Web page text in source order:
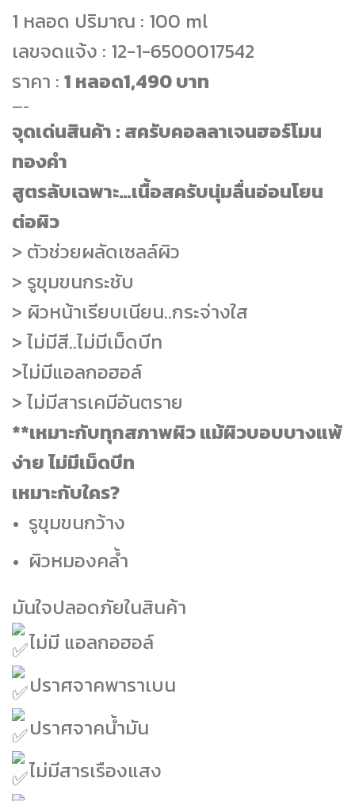
1 หลอด ปริมาณ : 100 ml
เลขจดแจ้ง : 12-1-6500017542
ราคา : 1 หลอด1,490 บาท
—-
จุดเด่นสินค้า : สครับคอลลาเจนฮอร์โมน
ทองคำ
สูตรลับเฉพาะ…เนื้อสครับนุ่มลื่นอ่อนโยน
ต่อผิว
> ตัวช่วยผลัดเซลล์ผิว
> รูขุมขนกระชับ
> ผิวหน้าเรียบเนียน..กระจ่างใส
> ไม่มีสี..ไม่มีเม็ดบีท
>ไม่มีแอลกอฮอล์
> ไม่มีสารเคมีอันตราย
**เหมาะกับทุกสภาพผิว แม้ผิวบอบบางแพ้
ง่าย ไม่มีเม็ดบีท
เหมาะกับใคร?
รูขุมขนกว้าง
ผิวหมองคล้ำ
มันใจปลอดภัยในสินค้า
ไม่มี แอลกอฮอล์
ปราศจาคพาราเบน
ปราศจาคน้ำมัน
ไม่มีสารเรืองแสง